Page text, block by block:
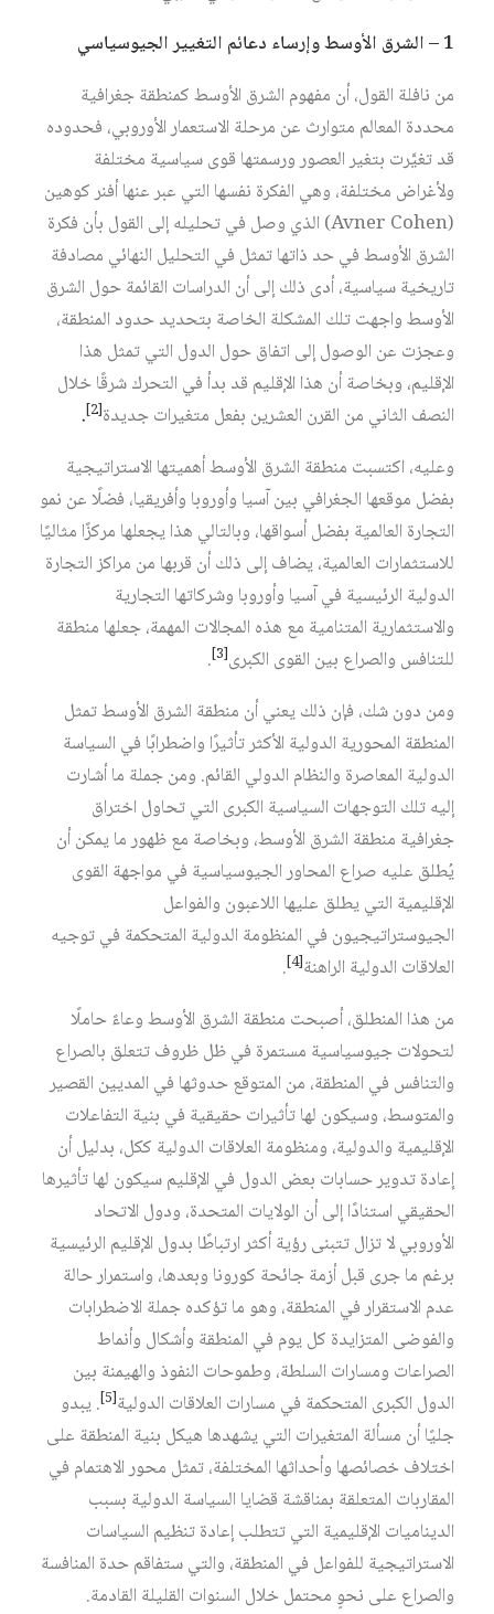
1 – الشرق الأوسط وإرساء دعائم التغيير الجيوسياسي
من نافلة القول، أن مفهوم الشرق الأوسط كمنطقة جغرافية
محددة المعالم متوارث عن مرحلة الاستعمار الأوروبي، فحدوده
قد تغيَّرت بتغير العصور ورسمتها قوى سياسية مختلفة
ولأغراض مختلفة، وهي الفكرة نفسها التي عبر عنها أفنر كوهين
(Avner Cohen) الذي وصل في تحليله إلى القول بأن فكرة
الشرق الأوسط في حد ذاتها تمثل في التحليل النهائي مصادفة
تاريخية سياسية، أدى ذلك إلى أن الدراسات القائمة حول الشرق
الأوسط واجهت تلك المشكلة الخاصة بتحديد حدود المنطقة،
وعجزت عن الوصول إلى اتفاق حول الدول التي تمثل هذا
الإقليم، وبخاصة أن هذا الإقليم قد بدأ في التحرك شرقًا خلال
النصف الثاني من القرن العشرين بفعل متغيرات جديدة[2]
.
وعليه، اكتسبت منطقة الشرق الأوسط أهميتها الاستراتيجية
بفضل موقعها الجغرافي بين آسيا وأوروبا وأفريقيا، فضلًا عن نمو
التجارة العالمية بفضل أسواقها، وبالتالي هذا يجعلها مركزًا مثاليًا
للاستثمارات العالمية، يضاف إلى ذلك أن قربها من مراكز التجارة
الدولية الرئيسية في آسيا وأوروبا وشركاتها التجارية
والاستثمارية المتنامية مع هذه المجالات المهمة، جعلها منطقة
للتنافس والصراع بين القوى الكبرى[3]
.
ومن دون شك، فإن ذلك يعني أن منطقة الشرق الأوسط تمثل
المنطقة المحورية الدولية الأكثر تأثيرًا واضطرابًا في السياسة
الدولية المعاصرة والنظام الدولي القائم. ومن جملة ما أشارت
إليه تلك التوجهات السياسية الكبرى التي تحاول اختراق
جغرافية منطقة الشرق الأوسط، وبخاصة مع ظهور ما يمكن أن
يُطلق عليه صراع المحاور الجيوسياسية في مواجهة القوى
الإقليمية التي يطلق عليها اللاعبون والفواعل
الجيوستراتيجيون في المنظومة الدولية المتحكمة في توجيه
العلاقات الدولية الراهنة[4]
.
من هذا المنطلق، أصبحت منطقة الشرق الأوسط وعاءً حاملًا
لتحولات جيوسياسية مستمرة في ظل ظروف تتعلق بالصراع
والتنافس في المنطقة، من المتوقع حدوثها في المديين القصير
والمتوسط، وسيكون لها تأثيرات حقيقية في بنية التفاعلات
الإقليمية والدولية، ومنظومة العلاقات الدولية ككل، بدليل أن
إعادة تدوير حسابات بعض الدول في الإقليم سيكون لها تأثيرها
الحقيقي استنادًا إلى أن الولايات المتحدة، ودول الاتحاد
الأوروبي لا تزال تتبنى رؤية أكثر ارتباطًا بدول الإقليم الرئيسية
برغم ما جرى قبل أزمة جائحة كورونا وبعدها، واستمرار حالة
عدم الاستقرار في المنطقة، وهو ما تؤكده جملة الاضطرابات
والفوضى المتزايدة كل يوم في المنطقة وأشكال وأنماط
الصراعات ومسارات السلطة، وطموحات النفوذ والهيمنة بين
الدول الكبرى المتحكمة في مسارات العلاقات الدولية[5] . يبدو
جليًا أن مسألة المتغيرات التي يشهدها هيكل بنية المنطقة على
اختلاف خصائصها وأحداثها المختلفة، تمثل محور الاهتمام في
المقاربات المتعلقة بمناقشة قضايا السياسة الدولية بسبب
الديناميات الإقليمية التي تتطلب إعادة تنظيم السياسات
الاستراتيجية للفواعل في المنطقة، والتي ستفاقم حدة المنافسة
والصراع على نحوٍ محتمل خلال السنوات القليلة القادمة.